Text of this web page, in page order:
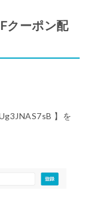
クーポン配
】を